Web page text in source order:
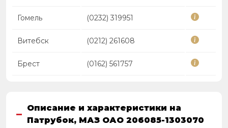
Гомель (0232) 319951
Витебск (0212) 261608
Брест (0162) 561757
Описание и характеристики на
Патрубок, МАЗ ОАО 206085-1303070